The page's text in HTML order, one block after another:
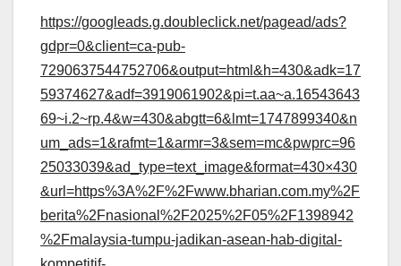
https://googleads.g.doubleclick.net/pagead/ads?
gdpr=0&client=ca-pub-
7290637544752706&output=html&h=430&adk=17
59374627&adf=3919061902&pi=t.aa~a.16543643
69~i.2~rp.4&w=430&abgtt=6&lmt=1747899340&n
um_ads=1&rafmt=1&armr=3&sem=mc&pwprc=96
25033039&ad_type=text_image&format=430×430
&url=https%3A%2F%2Fwww.bharian.com.my%2F
berita%2Fnasional%2F2025%2F05%2F1398942
%2Fmalaysia-tumpu-jadikan-asean-hab-digital-